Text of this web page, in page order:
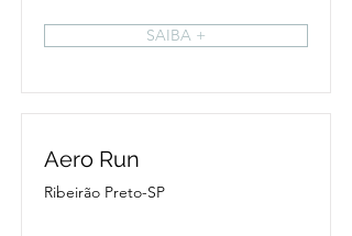
SAIBA +
Aero Run
Ribeirão Preto-SP